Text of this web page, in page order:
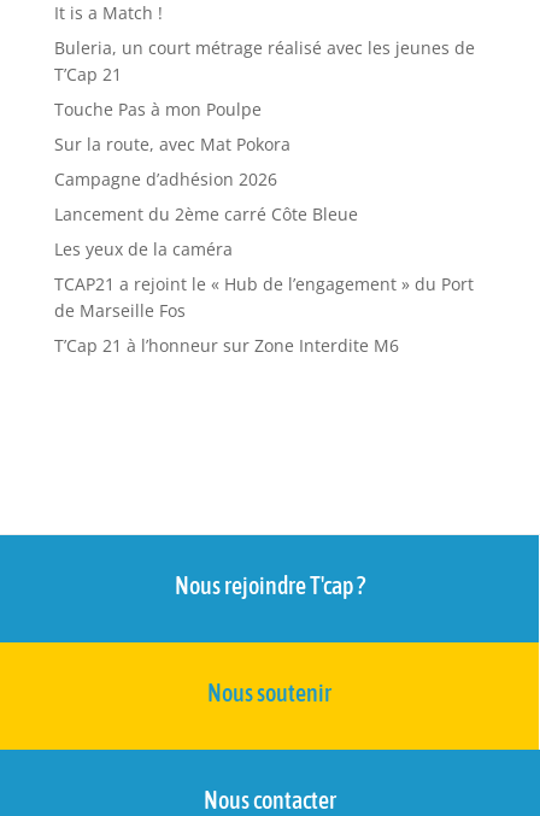
It is a Match !
Buleria, un court métrage réalisé avec les jeunes de
T’Cap 21
Touche Pas à mon Poulpe
Sur la route, avec Mat Pokora
Campagne d’adhésion 2026
Lancement du 2ème carré Côte Bleue
Les yeux de la caméra
TCAP21 a rejoint le « Hub de l’engagement » du Port
de Marseille Fos
T’Cap 21 à l’honneur sur Zone Interdite M6
Nous rejoindre T'cap ?
Nous soutenir
Nous contacter